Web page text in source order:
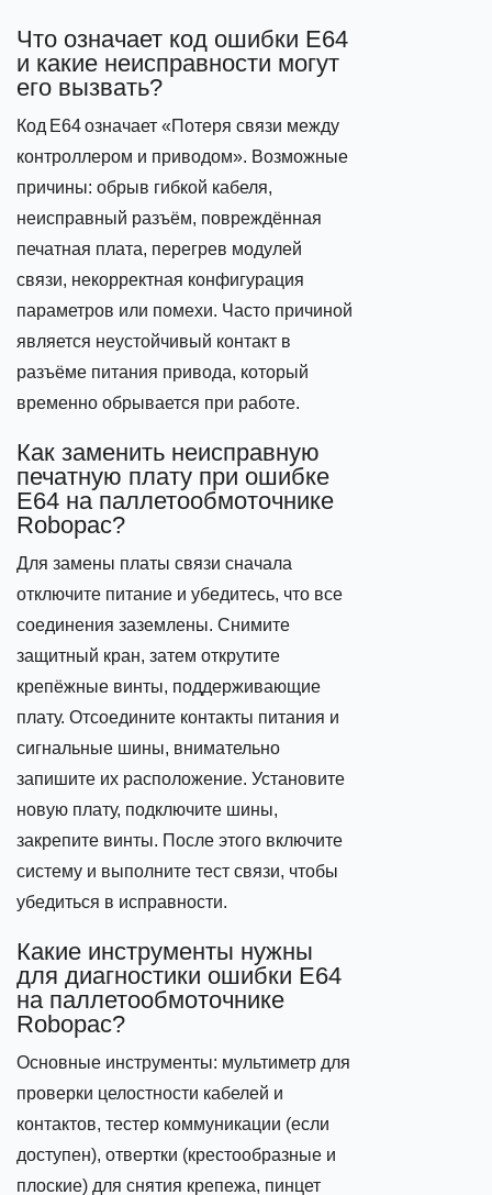
Что означает код ошибки E64
и какие неисправности могут
его вызвать?
Код E64 означает «Потеря связи между
контроллером и приводом». Возможные
причины: обрыв гибкой кабеля,
неисправный разъём, повреждённая
печатная плата, перегрев модулей
связи, некорректная конфигурация
параметров или помехи. Часто причиной
является неустойчивый контакт в
разъёме питания привода, который
временно обрывается при работе.
Как заменить неисправную
печатную плату при ошибке
E64 на паллетообмоточнике
Robopac?
Для замены платы связи сначала
отключите питание и убедитесь, что все
соединения заземлены. Снимите
защитный кран, затем открутите
крепёжные винты, поддерживающие
плату. Отсоедините контакты питания и
сигнальные шины, внимательно
запишите их расположение. Установите
новую плату, подключите шины,
закрепите винты. После этого включите
систему и выполните тест связи, чтобы
убедиться в исправности.
Какие инструменты нужны
для диагностики ошибки E64
на паллетообмоточнике
Robopac?
Основные инструменты: мультиметр для
проверки целостности кабелей и
контактов, тестер коммуникации (если
доступен), отвертки (крестообразные и
плоские) для снятия крепежа, пинцет